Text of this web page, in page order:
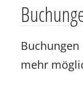
mehr